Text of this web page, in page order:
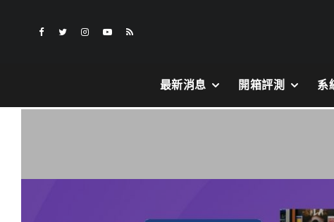
最新消息 開箱評測 系